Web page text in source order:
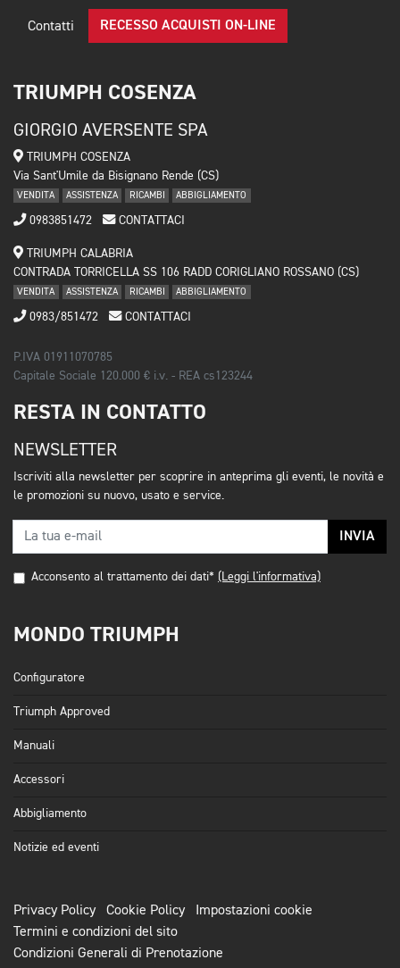
Contatti RECESSO ACQUISTI ON-LINE
TRIUMPH COSENZA
GIORGIO AVERSENTE SPA
TRIUMPH COSENZA
Via Sant'Umile da Bisignano Rende (CS)
VENDITA ASSISTENZA RICAMBI ABBIGLIAMENTO
0983851472 CONTATTACI
TRIUMPH CALABRIA
CONTRADA TORRICELLA SS 106 RADD CORIGLIANO ROSSANO (CS)
VENDITA ASSISTENZA RICAMBI ABBIGLIAMENTO
0983/851472 CONTATTACI
P.IVA 01911070785
Capitale Sociale 120.000 € i.v. - REA cs123244
RESTA IN CONTATTO
NEWSLETTER
Iscriviti alla newsletter per scoprire in anteprima gli eventi, le novità e
le promozioni su nuovo, usato e service.
INVIA
Acconsento al trattamento dei dati* (Leggi l'informativa)
MONDO TRIUMPH
Configuratore
Triumph Approved
Manuali
Accessori
Abbigliamento
Notizie ed eventi
Privacy Policy Cookie Policy
Impostazioni cookie
Termini e condizioni del sito
Condizioni Generali di Prenotazione